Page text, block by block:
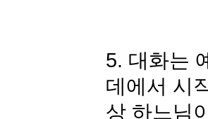
5. 대화는
데에서 시
상 하느님